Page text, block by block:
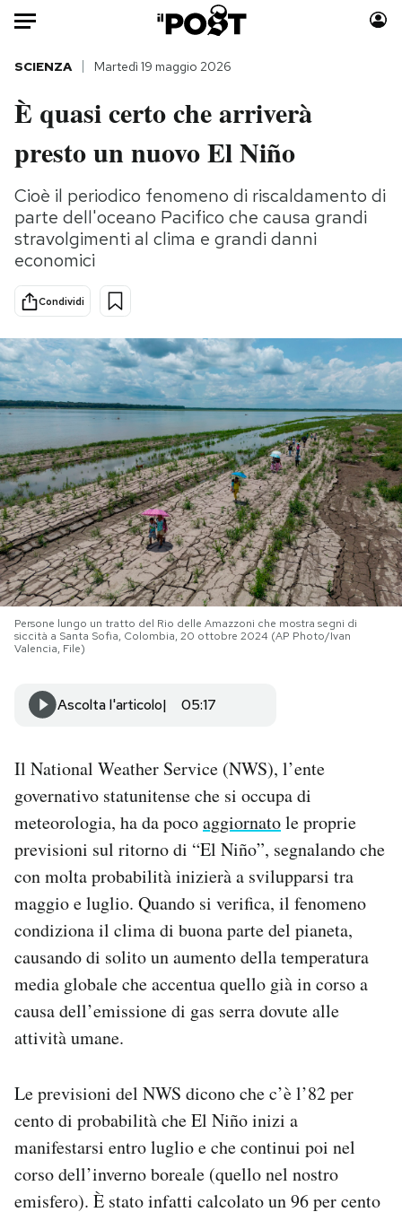
Auto
HOME
Italia
Politica
Tecnologia
Internet
Cultura
Sport
Moda
Consumismi
Storie/Idee
Mondiali calcio 2026
PODCAST
NEWSLETTER
I MIEI PREFERITI
SHOP
Area Personale
Newsletter
Notifiche mobile
Regala il Post
Esci
SCIENZA Martedì 19 maggio 2026
È quasi certo che arriverà
presto un nuovo El Niño
Cioè il periodico fenomeno di riscaldamento di
parte dell'oceano Pacifico che causa grandi
stravolgimenti al clima e grandi danni
economici
Condividi
Persone lungo un tratto del Rio delle Amazzoni che mostra segni di
siccità a Santa Sofia, Colombia, 20 ottobre 2024 (AP Photo/Ivan
Valencia, File)
Ascolta l'articolo 05:17
Il National Weather Service (NWS), l’ente
governativo statunitense che si occupa di
meteorologia, ha da pocoaggiornatole proprie
previsioni sul ritorno di “El Niño”, segnalando che
con molta probabilità inizierà a svilupparsi tra
maggio e luglio. Quando si verifica, il fenomeno
condiziona il clima di buona parte del pianeta,
causando di solito un aumento della temperatura
media globale che accentua quello già in corso a
causa dell’emissione di gas serra dovute alle
attività umane.
Le previsioni del NWS dicono che c’è l’82 per
cento di probabilità che El Niño inizi a
manifestarsi entro luglio e che continui poi nel
corso dell’inverno boreale (quello nel nostro
emisfero). È stato infatti calcolato un 96 per cento